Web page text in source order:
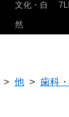
文化・自
然
> 他 > 歯科